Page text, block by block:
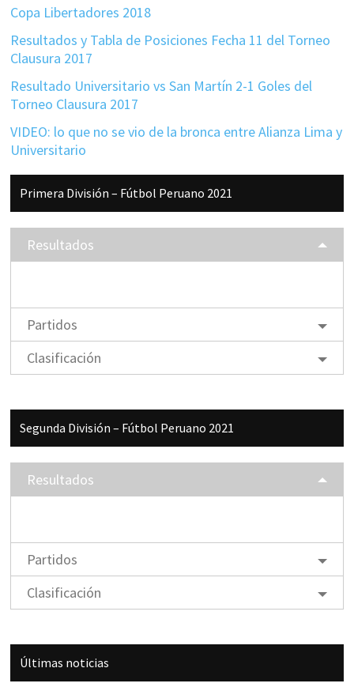
Copa Libertadores 2018
Resultados y Tabla de Posiciones Fecha 11 del Torneo
Clausura 2017
Resultado Universitario vs San Martín 2-1 Goles del
Torneo Clausura 2017
VIDEO: lo que no se vio de la bronca entre Alianza Lima y
Universitario
Barra
lateral
principal
Primera División – Fútbol Peruano 2021
Resultados
Partidos
Clasificación
Segunda División – Fútbol Peruano 2021
Resultados
Partidos
Clasificación
Últimas noticias